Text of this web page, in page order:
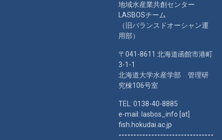
地域水産業共創センター
LASBOSチーム
（旧バランスドオーシャン運
用部）
〒041-8611 北海道函館市港町
3-1-1
北海道大学水産学部 管理研
究棟106号室
TEL: 0138-40-8885
e-mail: lasbos_info [at]
fish.hokudai.ac.jp
--------------------------------